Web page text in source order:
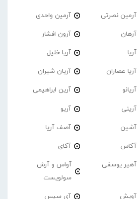
آرمین نصرتی آرمین واحدی
آرهان آرون افشار
آریا آریا خلیل
آریا عصاران آریان شیران
آریانو آرین ابراهیمی
آرینی آریو
آشین آصف آریا
آکاس آکای
آهیر یوسفی
آواس و آرش
سولویست
آویش آی سیس